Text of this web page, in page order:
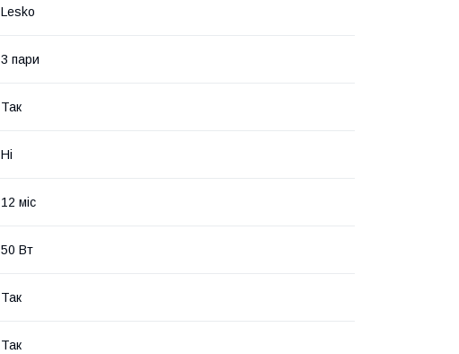
Lesko
3 пари
Так
Ні
12 міс
50 Вт
Так
Так